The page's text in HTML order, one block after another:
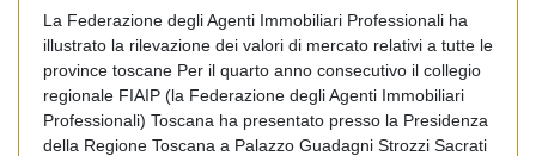
La Federazione degli Agenti Immobiliari Professionali ha
illustrato la rilevazione dei valori di mercato relativi a tutte le
province toscane Per il quarto anno consecutivo il collegio
regionale FIAIP (la Federazione degli Agenti Immobiliari
Professionali) Toscana ha presentato presso la Presidenza
della Regione Toscana a Palazzo Guadagni Strozzi Sacrati